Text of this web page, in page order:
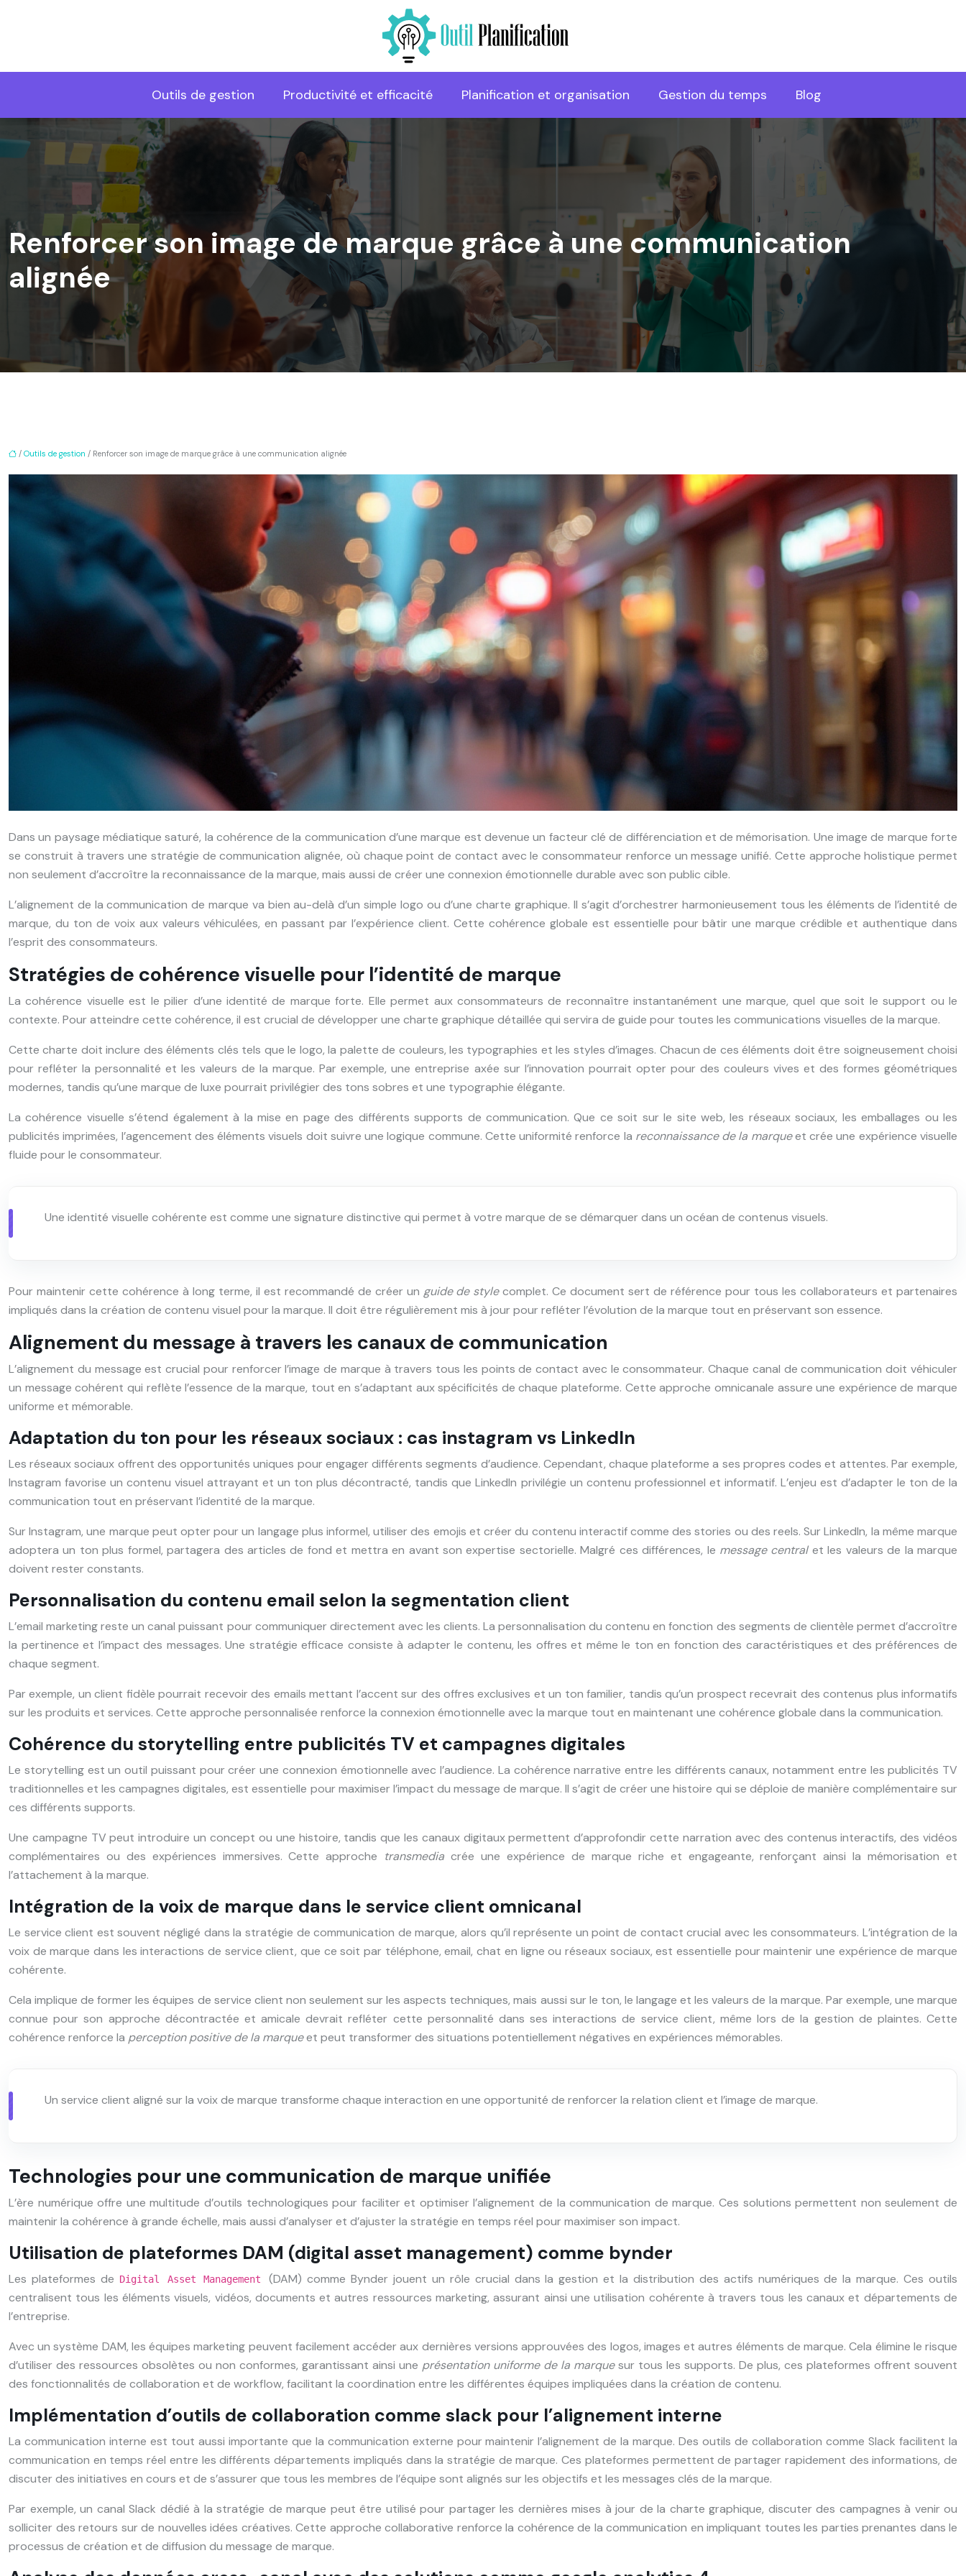
Outils de gestion Productivité et efficacité Planification et organisation Gestion du temps Blog
Renforcer son image de marque grâce à une communication
alignée
/ Outils de gestion / Renforcer son image de marque grâce à une communication alignée
Dans un paysage médiatique saturé, la cohérence de la communication d’une marque est devenue un facteur clé de différenciation et de mémorisation. Une image de marque forte
se construit à travers une stratégie de communication alignée, où chaque point de contact avec le consommateur renforce un message unifié. Cette approche holistique permet
non seulement d’accroître la reconnaissance de la marque, mais aussi de créer une connexion émotionnelle durable avec son public cible.
L’alignement de la communication de marque va bien au-delà d’un simple logo ou d’une charte graphique. Il s’agit d’orchestrer harmonieusement tous les éléments de l’identité de
marque, du ton de voix aux valeurs véhiculées, en passant par l’expérience client. Cette cohérence globale est essentielle pour bâtir une marque crédible et authentique dans
l’esprit des consommateurs.
Stratégies de cohérence visuelle pour l’identité de marque
La cohérence visuelle est le pilier d’une identité de marque forte. Elle permet aux consommateurs de reconnaître instantanément une marque, quel que soit le support ou le
contexte. Pour atteindre cette cohérence, il est crucial de développer une charte graphique détaillée qui servira de guide pour toutes les communications visuelles de la marque.
Cette charte doit inclure des éléments clés tels que le logo, la palette de couleurs, les typographies et les styles d’images. Chacun de ces éléments doit être soigneusement choisi
pour refléter la personnalité et les valeurs de la marque. Par exemple, une entreprise axée sur l’innovation pourrait opter pour des couleurs vives et des formes géométriques
modernes, tandis qu’une marque de luxe pourrait privilégier des tons sobres et une typographie élégante.
La cohérence visuelle s’étend également à la mise en page des différents supports de communication. Que ce soit sur le site web, les réseaux sociaux, les emballages ou les
publicités imprimées, l’agencement des éléments visuels doit suivre une logique commune. Cette uniformité renforce la reconnaissance de la marqueet crée une expérience visuelle
fluide pour le consommateur.
Une identité visuelle cohérente est comme une signature distinctive qui permet à votre marque de se démarquer dans un océan de contenus visuels.
Pour maintenir cette cohérence à long terme, il est recommandé de créer un guide de stylecomplet. Ce document sert de référence pour tous les collaborateurs et partenaires
impliqués dans la création de contenu visuel pour la marque. Il doit être régulièrement mis à jour pour refléter l’évolution de la marque tout en préservant son essence.
Alignement du message à travers les canaux de communication
L’alignement du message est crucial pour renforcer l’image de marque à travers tous les points de contact avec le consommateur. Chaque canal de communication doit véhiculer
un message cohérent qui reflète l’essence de la marque, tout en s’adaptant aux spécificités de chaque plateforme. Cette approche omnicanale assure une expérience de marque
uniforme et mémorable.
Adaptation du ton pour les réseaux sociaux : cas instagram vs LinkedIn
Les réseaux sociaux offrent des opportunités uniques pour engager différents segments d’audience. Cependant, chaque plateforme a ses propres codes et attentes. Par exemple,
Instagram favorise un contenu visuel attrayant et un ton plus décontracté, tandis que LinkedIn privilégie un contenu professionnel et informatif. L’enjeu est d’adapter le ton de la
communication tout en préservant l’identité de la marque.
Sur Instagram, une marque peut opter pour un langage plus informel, utiliser des emojis et créer du contenu interactif comme des stories ou des reels. Sur LinkedIn, la même marque
adoptera un ton plus formel, partagera des articles de fond et mettra en avant son expertise sectorielle. Malgré ces différences, le message central et les valeurs de la marque
doivent rester constants.
Personnalisation du contenu email selon la segmentation client
L’email marketing reste un canal puissant pour communiquer directement avec les clients. La personnalisation du contenu en fonction des segments de clientèle permet d’accroître
la pertinence et l’impact des messages. Une stratégie efficace consiste à adapter le contenu, les offres et même le ton en fonction des caractéristiques et des préférences de
chaque segment.
Par exemple, un client fidèle pourrait recevoir des emails mettant l’accent sur des offres exclusives et un ton familier, tandis qu’un prospect recevrait des contenus plus informatifs
sur les produits et services. Cette approche personnalisée renforce la connexion émotionnelle avec la marque tout en maintenant une cohérence globale dans la communication.
Cohérence du storytelling entre publicités TV et campagnes digitales
Le storytelling est un outil puissant pour créer une connexion émotionnelle avec l’audience. La cohérence narrative entre les différents canaux, notamment entre les publicités TV
traditionnelles et les campagnes digitales, est essentielle pour maximiser l’impact du message de marque. Il s’agit de créer une histoire qui se déploie de manière complémentaire sur
ces différents supports.
Une campagne TV peut introduire un concept ou une histoire, tandis que les canaux digitaux permettent d’approfondir cette narration avec des contenus interactifs, des vidéos
complémentaires ou des expériences immersives. Cette approche transmediacrée une expérience de marque riche et engageante, renforçant ainsi la mémorisation et
l’attachement à la marque.
Intégration de la voix de marque dans le service client omnicanal
Le service client est souvent négligé dans la stratégie de communication de marque, alors qu’il représente un point de contact crucial avec les consommateurs. L’intégration de la
voix de marque dans les interactions de service client, que ce soit par téléphone, email, chat en ligne ou réseaux sociaux, est essentielle pour maintenir une expérience de marque
cohérente.
Cela implique de former les équipes de service client non seulement sur les aspects techniques, mais aussi sur le ton, le langage et les valeurs de la marque. Par exemple, une marque
connue pour son approche décontractée et amicale devrait refléter cette personnalité dans ses interactions de service client, même lors de la gestion de plaintes. Cette
cohérence renforce la perception positive de la marqueet peut transformer des situations potentiellement négatives en expériences mémorables.
Un service client aligné sur la voix de marque transforme chaque interaction en une opportunité de renforcer la relation client et l’image de marque.
Technologies pour une communication de marque unifiée
L’ère numérique offre une multitude d’outils technologiques pour faciliter et optimiser l’alignement de la communication de marque. Ces solutions permettent non seulement de
maintenir la cohérence à grande échelle, mais aussi d’analyser et d’ajuster la stratégie en temps réel pour maximiser son impact.
Utilisation de plateformes DAM (digital asset management) comme bynder
Les plateformes de Digital Asset Management(DAM) comme Bynder jouent un rôle crucial dans la gestion et la distribution des actifs numériques de la marque. Ces outils
centralisent tous les éléments visuels, vidéos, documents et autres ressources marketing, assurant ainsi une utilisation cohérente à travers tous les canaux et départements de
l’entreprise.
Avec un système DAM, les équipes marketing peuvent facilement accéder aux dernières versions approuvées des logos, images et autres éléments de marque. Cela élimine le risque
d’utiliser des ressources obsolètes ou non conformes, garantissant ainsi une présentation uniforme de la marquesur tous les supports. De plus, ces plateformes offrent souvent
des fonctionnalités de collaboration et de workflow, facilitant la coordination entre les différentes équipes impliquées dans la création de contenu.
Implémentation d’outils de collaboration comme slack pour l’alignement interne
La communication interne est tout aussi importante que la communication externe pour maintenir l’alignement de la marque. Des outils de collaboration comme Slack facilitent la
communication en temps réel entre les différents départements impliqués dans la stratégie de marque. Ces plateformes permettent de partager rapidement des informations, de
discuter des initiatives en cours et de s’assurer que tous les membres de l’équipe sont alignés sur les objectifs et les messages clés de la marque.
Par exemple, un canal Slack dédié à la stratégie de marque peut être utilisé pour partager les dernières mises à jour de la charte graphique, discuter des campagnes à venir ou
solliciter des retours sur de nouvelles idées créatives. Cette approche collaborative renforce la cohérence de la communication en impliquant toutes les parties prenantes dans le
processus de création et de diffusion du message de marque.